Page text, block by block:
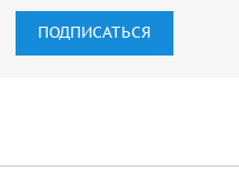
ПОДПИСАТЬСЯ